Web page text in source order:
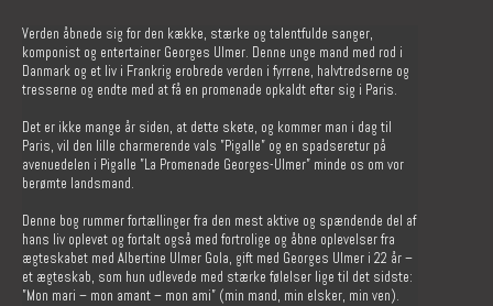
Verden åbnede sig for den kække, stærke og talentfulde sanger,
komponist og entertainer Georges Ulmer. Denne unge mand med rod i
Danmark og et liv i Frankrig erobrede verden i fyrrene, halvtredserne og
tresserne og endte med at få en promenade opkaldt efter sig i Paris.
Det er ikke mange år siden, at dette skete, og kommer man i dag til
Paris, vil den lille charmerende vals ”Pigalle” og en spadseretur på
avenuedelen i Pigalle ”La Promenade Georges-Ulmer” minde os om vor
berømte landsmand.
Denne bog rummer fortællinger fra den mest aktive og spændende del af
hans liv oplevet og fortalt også med fortrolige og åbne oplevelser fra
ægteskabet med Albertine Ulmer Gola, gift med Georges Ulmer i 22 år –
et ægteskab, som hun udlevede med stærke følelser lige til det sidste:
”Mon mari – mon amant – mon ami” (min mand, min elsker, min ven).